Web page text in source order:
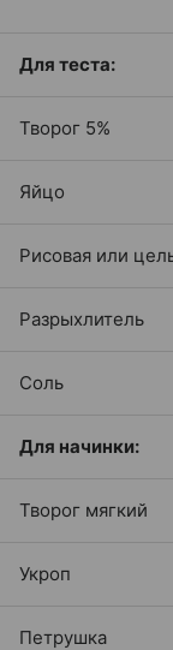
Для теста:
Творог 5%
Яйцо
Рисовая или
Разрыхлитель
Соль
Для начинки:
Творог мягкий
Укроп
Петрушка